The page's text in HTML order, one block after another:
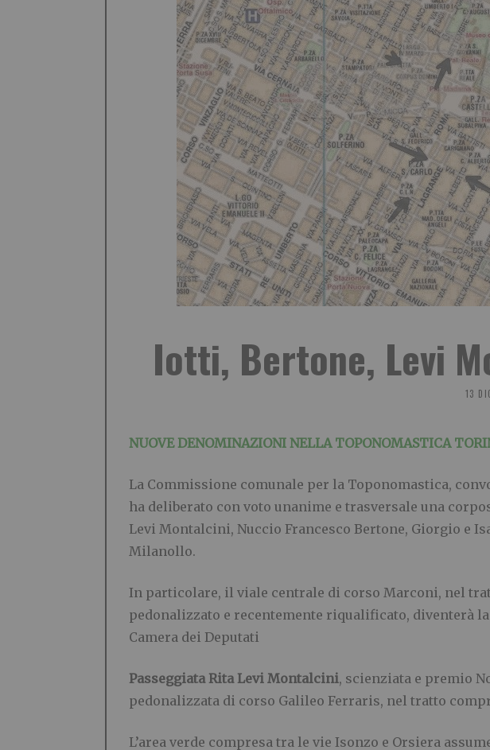
Iotti, Bertone, Levi
13
NUOVE DENOMINAZIONI NELLA TOPONOMASTICA
La Commissione comunale per la Toponomastica,
ha deliberato con voto unanime e trasversale una
Levi Montalcini, Nuccio Francesco Bertone, Giorgio e
Milanollo.
In particolare, il viale centrale di corso Marconi, nel
pedonalizzato e recentemente riqualificato, diventerà la
Camera dei Deputati
Passeggiata Rita Levi Montalcini, scienziata e premio
pedonalizzata di corso Galileo Ferraris, nel tratto
L’area verde compresa tra le vie Isonzo e Orsiera